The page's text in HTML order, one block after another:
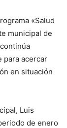
«Salud
municipal de
para acercar
en situación
Luis
de enero